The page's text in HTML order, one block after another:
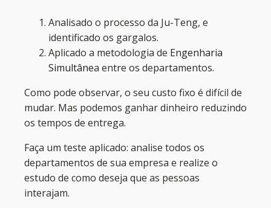
Analisado o processo da Ju-Teng, e
identificado os gargalos.
Aplicado a metodologia de Engenharia
Simultânea entre os departamentos.
Como pode observar, o seu custo fixo é difícil de
mudar. Mas podemos ganhar dinheiro reduzindo
os tempos de entrega.
Faça um teste aplicado: analise todos os
departamentos de sua empresa e realize o
estudo de como deseja que as pessoas
interajam.